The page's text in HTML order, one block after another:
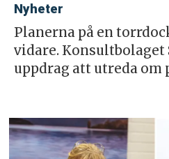
Nyheter
Planerna på en
vidare.
uppdrag att utreda om